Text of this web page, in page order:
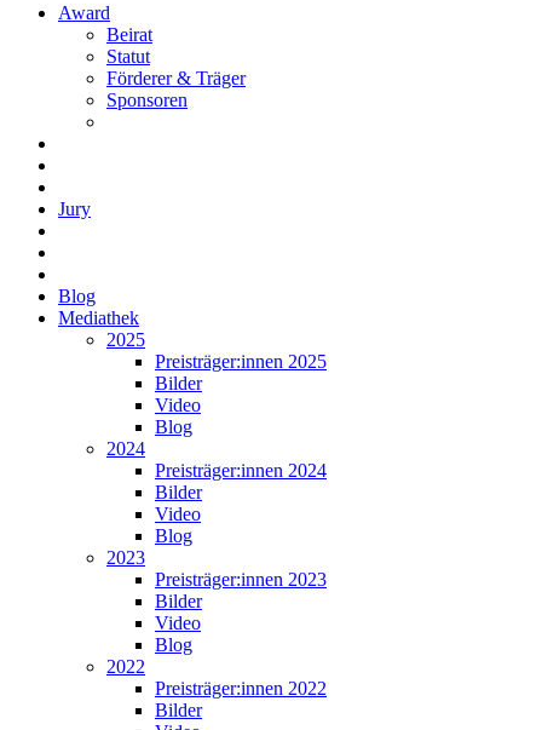
Award
Beirat
Statut
Förderer & Träger
Sponsoren
Jury
Blog
Mediathek
2025
Preisträger:innen 2025
Bilder
Video
Blog
2024
Preisträger:innen 2024
Bilder
Video
Blog
2023
Preisträger:innen 2023
Bilder
Video
Blog
2022
Preisträger:innen 2022
Bilder